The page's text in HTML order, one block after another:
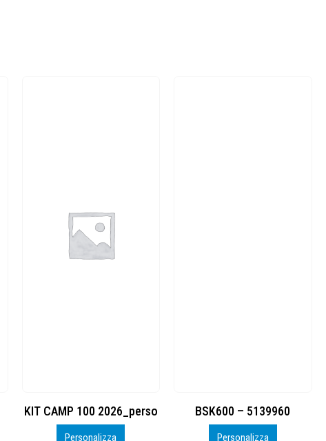
BSK600 – 5139960
Personalizza
DTF
Personalizza